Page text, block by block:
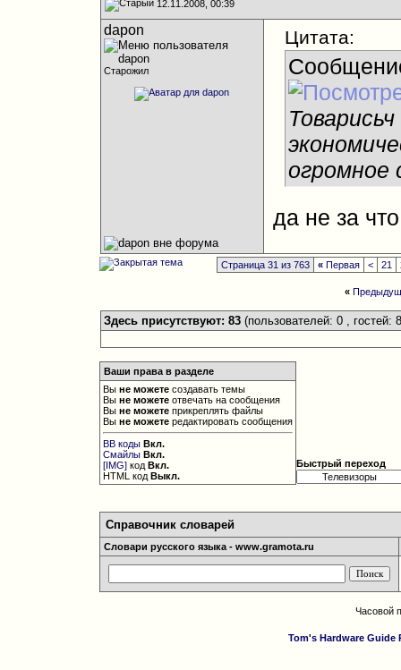
12.11.2008, 00:39
dapon
Старожил
Цитата:
огромное
да не за
Страница 31 из 763 « Первая < 21
«
Здесь присутствуют: 83 (пользователей: 0 , гостей:
Ваши права в разделе
Выне можете создавать темы
Выне можете отвечать на сообщения
Выне можете прикреплять файлы
Выне можете редактировать сообщения
BB коды Вкл.
Смайлы Вкл.
[IMG] кодВкл.
HTML кодВыкл.
Быстрый переход
Справочник словарей
Словари русского языка - www.gramota.ru
Часовой
Tom's Hardware Guide